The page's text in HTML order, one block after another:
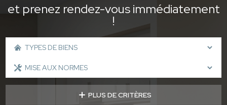
et prenez rendez-vous immédiatement
!
PLUS DE CRITÈRES